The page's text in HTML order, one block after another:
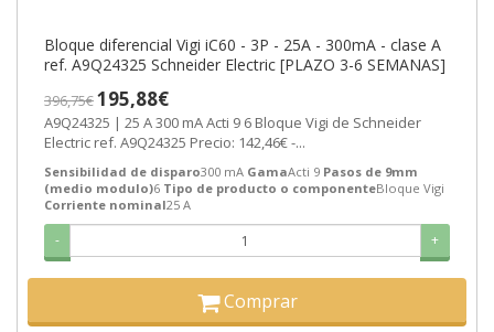
Bloque diferencial Vigi iC60 - 3P - 25A - 300mA - clase A
ref. A9Q24325 Schneider Electric [PLAZO 3-6 SEMANAS]
396,75€195,88€
A9Q24325 | 25 A 300 mA Acti 9 6 Bloque Vigi de Schneider
Electric ref. A9Q24325 Precio: 142,46€ -...
Sensibilidad de disparo300 mA GamaActi 9 Pasos de 9mm
(medio modulo)6 Tipo de producto o componenteBloque Vigi
Corriente nominal25 A
- +
Comprar